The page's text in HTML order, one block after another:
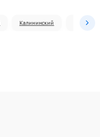
Калининский